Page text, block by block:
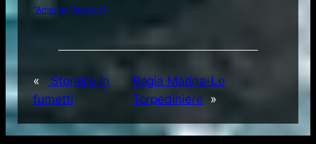
“Amerigo Vespucci”
«
Storielle in
fumetti
Regia Marina-Le
Torpediniere »